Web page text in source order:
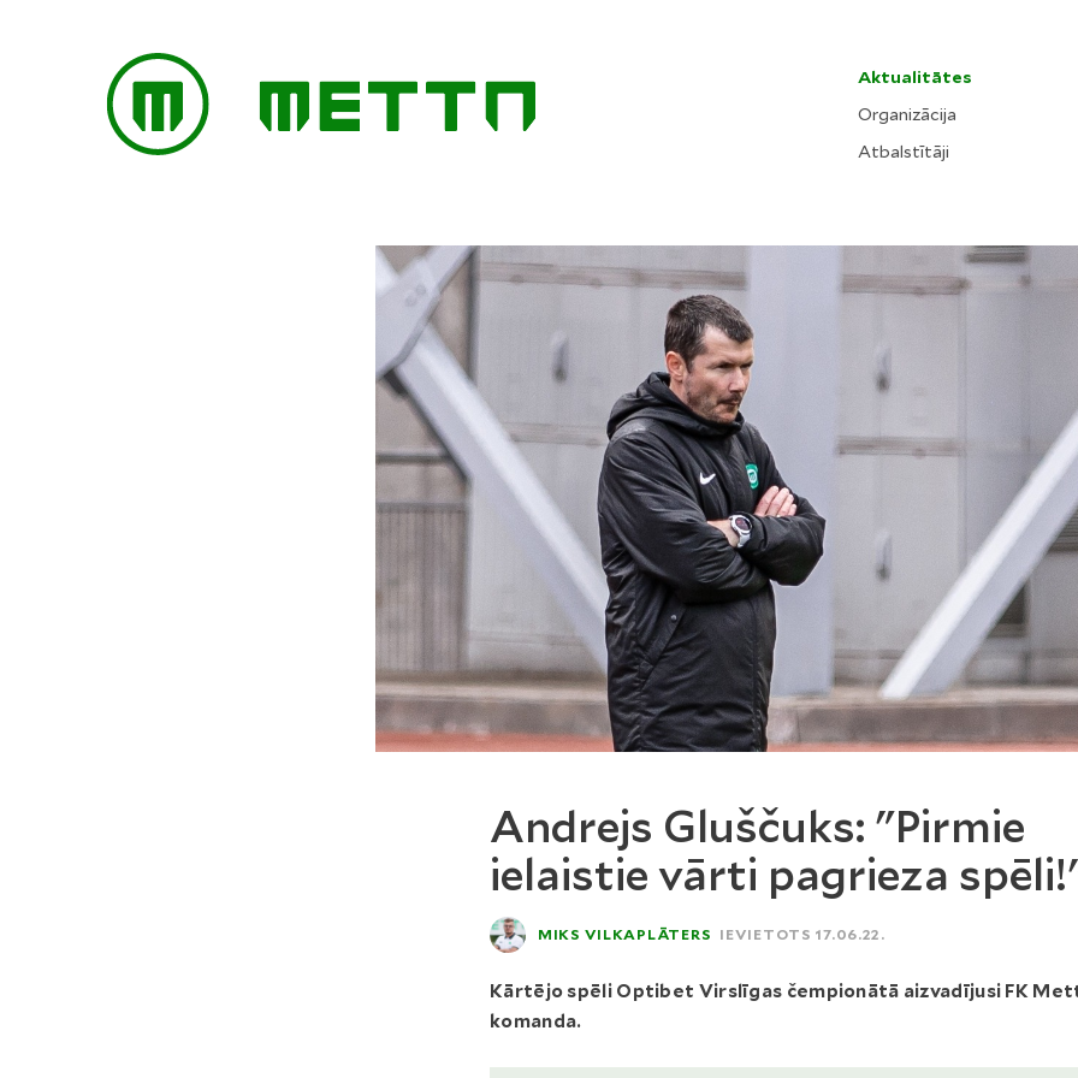
Aktualitātes
Organizācija
Atbalstītāji
Andrejs Gluščuks: "Pirmie
ielaistie vārti pagrieza
MIKS VILKAPLĀTERS IEVIETOTS 17.06.22.
Kārtējo spēli Optibet Virslīgas čempionātā aizvadījusi FK
komanda.